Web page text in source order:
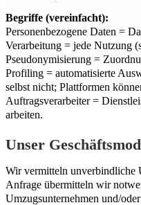
Begriffe (vereinfacht):
Personenbezogene Daten =
Verarbeitung = jede Nutzung
Pseudonymisierung =
Profiling = automatisierte
selbst nicht; Plattformen
Auftragsverarbeiter =
arbeiten.
Unser
Wir vermitteln unverbindliche
Anfrage übermitteln wir
Umzugsunternehmen und/